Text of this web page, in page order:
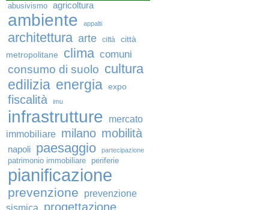
abusivismo agricoltura
ambiente appalti
architettura arte città
città
metropolitane
clima comuni
consumo di suolo cultura
edilizia energia expo
fiscalità imu
infrastrutture
mercato
immobiliare milano mobilità
napoli paesaggio partecipazione
patrimonio immobiliare periferie
pianificazione
prevenzione
prevenzione
sismica
progettazione